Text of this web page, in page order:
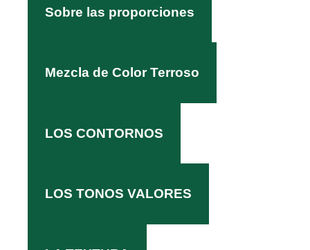
Sobre las proporciones
Mezcla de Color Terroso
LOS CONTORNOS
LOS TONOS VALORES